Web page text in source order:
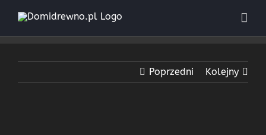
zawartości
Poprzedni Kolejny